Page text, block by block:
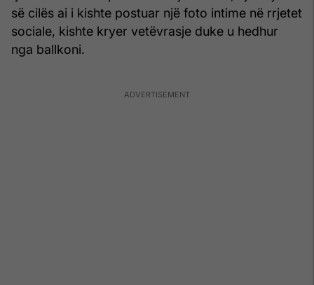
së cilës ai i kishte postuar një foto intime në rrjetet
sociale, kishte kryer vetëvrasje duke u hedhur
nga ballkoni.